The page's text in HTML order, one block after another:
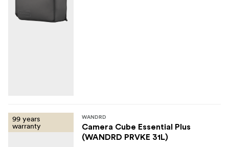
99 years
warranty
WANDRD
Camera Cube Essential Plus
(WANDRD PRVKE 31L)